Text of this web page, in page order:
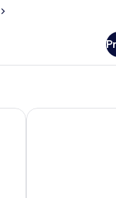
Gloria Maris